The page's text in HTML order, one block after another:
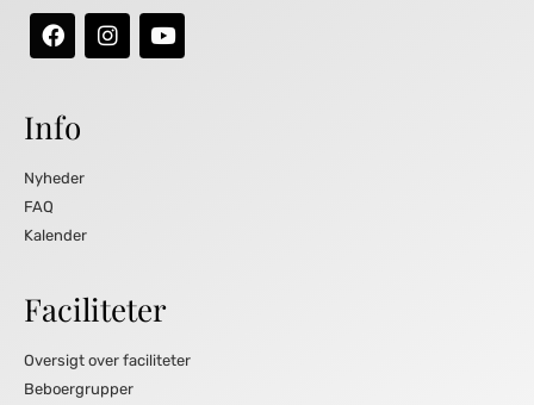
Info
Nyheder
FAQ
Kalender
Faciliteter
Oversigt over faciliteter
Beboergrupper